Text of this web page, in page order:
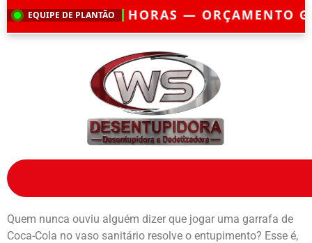
EQUIPE DE PLANTÃO
— ORÇAMENTO GRÁTIS —
Quem nunca ouviu alguém dizer que jogar uma garrafa de
Coca-Cola no vaso sanitário resolve o entupimento? Esse é,